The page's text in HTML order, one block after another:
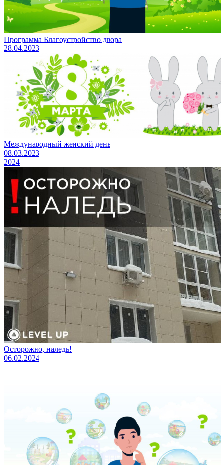
Программа Благоустройство двора
28.04.2023
Международный женский день
08.03.2023
2024
Осторожно, наледь!
06.02.2024